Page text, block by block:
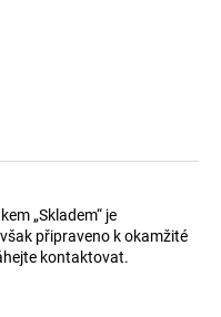
„Skladem“ je
připraveno k okamžité
kontaktovat.